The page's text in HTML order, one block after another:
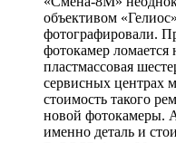
объективом
фотографировали.
фотокамер ломается
пластмассовая
сервисных центрах
стоимость такого
новой фотокамеры.
именно деталь и